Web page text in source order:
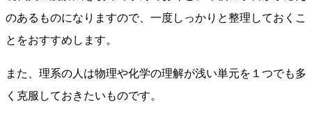
のあるものになりますので、一度しっかりと整理しておくこ
とをおすすめします。
また、理系の人は物理や化学の理解が浅い単元を１つでも多
く克服しておきたいものです。